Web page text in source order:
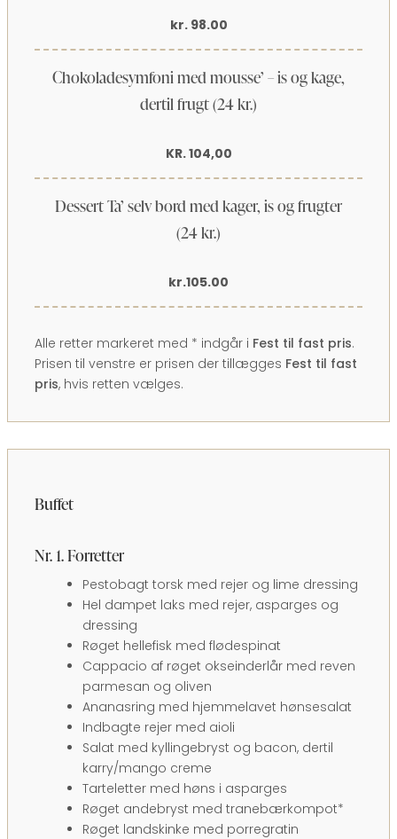
kr. 98.00
Chokoladesymfoni med mousse’ – is og kage,
dertil frugt (24 kr.)
KR. 104​,00
Dessert Ta’ selv bord med kager, is og frugter
(24 kr.)
kr.105.00
Alle retter markeret med * indgår i Fest til fast pris.
Prisen til venstre er prisen der tillægges Fest til fast
pris, hvis retten vælges.
Buffet
Nr. 1. Forretter
Pestobagt torsk med rejer og lime dressing
Hel dampet laks med rejer, asparges og
dressing
Røget hellefisk med flødespinat
Cappacio af røget okseinderlår med reven
parmesan og oliven
Ananasring med hjemmelavet hønsesalat
Indbagte rejer med aioli
Salat med kyllingebryst og bacon, dertil
karry/mango creme
Tarteletter med høns i asparges
Røget andebryst med tranebærkompot*
Røget landskinke med porregratin